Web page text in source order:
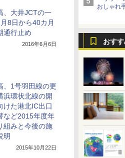
おしゃれ
おす
、大井JCTの一
8日から40カ月
通行止め
2016年6月6日
、1号羽田線の更
浜環状北線の開
けた港北IC出口
など2015年度年
組みと今後の施
明
2015年10月22日